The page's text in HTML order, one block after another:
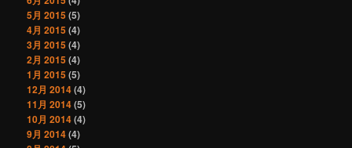
5月 2015(5)
4月 2015(4)
3月 2015(4)
2月 2015(4)
1月 2015(5)
12月 2014(4)
11月 2014(5)
10月 2014(4)
9月 2014(4)